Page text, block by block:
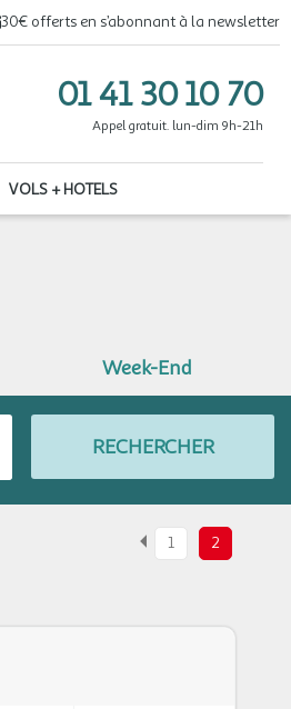
30€ offerts en s’abonnant à la newsletter
01 41 30 10 70
Appel gratuit. lun-dim 9h-21h
VOLS + HOTELS
Week-End
RECHERCHER
1 2